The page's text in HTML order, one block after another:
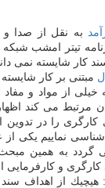
به نقل از صدا و
تیتر امشب
كار شایسته نمی
مبتنی بر كار
خیلی از مواد و
مرتبط می كند
كارگری را در
نماییم یكی
گردد به همین
كارگری و
هیچیك از اهداف